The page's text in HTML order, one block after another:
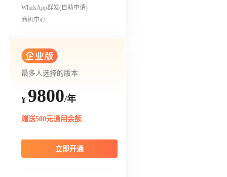
WhatsApp群发(自助申请)
商机中心
最多人选择的版本
¥ 9800/年
赠送500元通用余额
立即开通